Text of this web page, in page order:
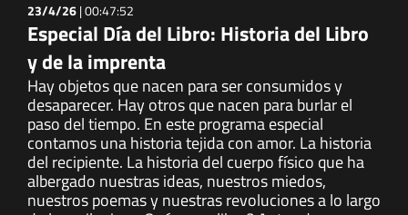
23/4/26|00:47:52
Especial Día del Libro: Historia del Libro
y de la imprenta
Hay objetos que nacen para ser consumidos y
desaparecer. Hay otros que nacen para burlar el
paso del tiempo. En este programa especial
contamos una historia tejida con amor. La historia
del recipiente. La historia del cuerpo físico que ha
albergado nuestras ideas, nuestros miedos,
nuestros poemas y nuestras revoluciones a lo largo